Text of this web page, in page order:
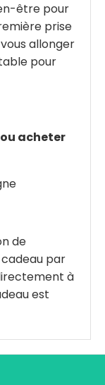
être pour
prise
allonger
pour
acheter
de
par
à
est